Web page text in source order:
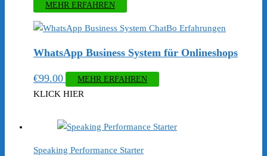
MEHR ERFAHREN
WhatsApp Business System für Onlineshops
€99.00 MEHR ERFAHREN
KLICK HIER
Speaking Performance Starter